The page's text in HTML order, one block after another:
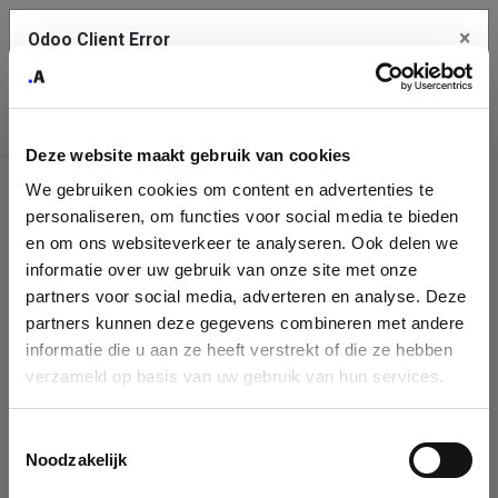
Deze website maakt gebruik van cookies
We gebruiken cookies om content en advertenties te
personaliseren, om functies voor social media te bieden
en om ons websiteverkeer te analyseren. Ook delen we
informatie over uw gebruik van onze site met onze
partners voor social media, adverteren en analyse. Deze
partners kunnen deze gegevens combineren met andere
informatie die u aan ze heeft verstrekt of die ze hebben
verzameld op basis van uw gebruik van hun services.
Noodzakelijk
Company
Identification
Please fill in your company details
You can search a company in our database by name, VAT or
enterprise ID. When a company is selected it will auto-complete the
form. If you don't find your company in our database, you can create
Odoo Client Error ×
service.
See details
Ok